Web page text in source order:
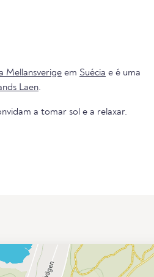
Mellansverige em Suécia e é uma
Laen.
a tomar sol e a relaxar.